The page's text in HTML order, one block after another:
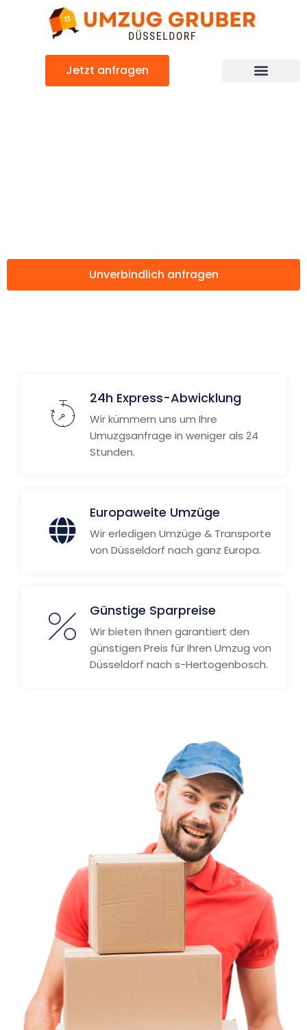
Jetzt anfragen
Unverbindlich anfragen
24h Express-Abwicklung
Wir kümmern uns um Ihre
Umuzgsanfrage in weniger als 24
Stunden.
Europaweite Umzüge
Wir erledigen Umzüge & Transporte
von Düsseldorf nach ganz Europa.
Günstige Sparpreise
Wir bieten Ihnen garantiert den
günstigen Preis für Ihren Umzug von
Düsseldorf nach s-Hertogenbosch.